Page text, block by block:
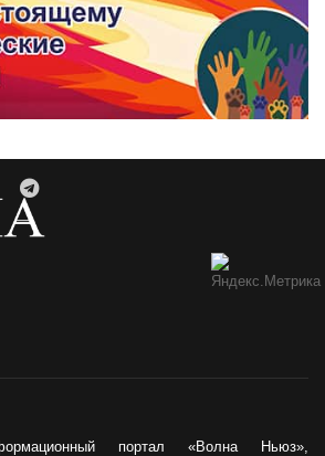
портал «Волна Ньюз»,